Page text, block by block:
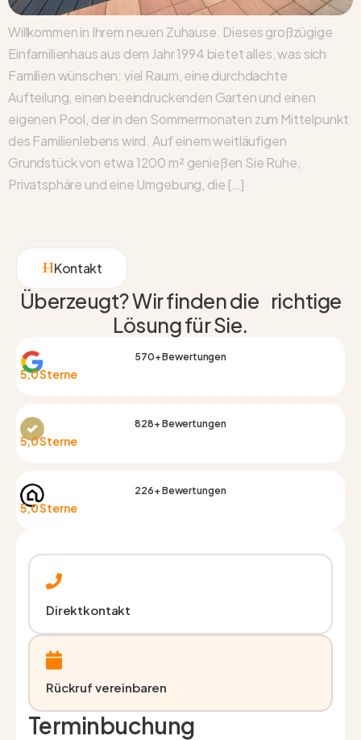
Willkommen in Ihrem neuen Zuhause. Dieses großzügige
Einfamilienhaus aus dem Jahr 1994 bietet alles, was sich
Familien wünschen: viel Raum, eine durchdachte
Aufteilung, einen beeindruckenden Garten und einen
eigenen Pool, der in den Sommermonaten zum Mittelpunkt
des Familienlebens wird. Auf einem weitläufigen
Grundstück von etwa 1200 m² genießen Sie Ruhe,
Privatsphäre und eine Umgebung, die […]
Kontakt
Überzeugt? Wir finden die richtige
Lösung für Sie.
570+ Bewertungen
5,0 Sterne
828+ Bewertungen
5,0 Sterne
226+ Bewertungen
5,0 Sterne
Direktkontakt
Rückruf vereinbaren
Terminbuchung